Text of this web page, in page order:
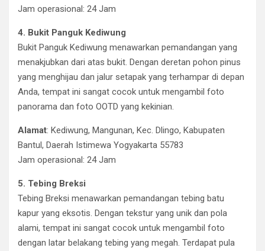
Jam operasional: 24 Jam
4. Bukit Panguk Kediwung
Bukit Panguk Kediwung menawarkan pemandangan yang
menakjubkan dari atas bukit. Dengan deretan pohon pinus
yang menghijau dan jalur setapak yang terhampar di depan
Anda, tempat ini sangat cocok untuk mengambil foto
panorama dan foto OOTD yang kekinian.
Alamat: Kediwung, Mangunan, Kec. Dlingo, Kabupaten
Bantul, Daerah Istimewa Yogyakarta 55783
Jam operasional: 24 Jam
5. Tebing Breksi
Tebing Breksi menawarkan pemandangan tebing batu
kapur yang eksotis. Dengan tekstur yang unik dan pola
alami, tempat ini sangat cocok untuk mengambil foto
dengan latar belakang tebing yang megah. Terdapat pula